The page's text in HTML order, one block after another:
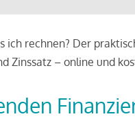
rechnen? Der
Zinssatz – online und